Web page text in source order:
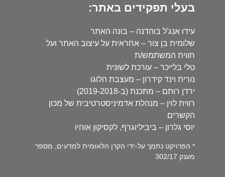
בעלי תפקידים באתר:
עידו אנג'ל בוהדנה – בונה האתר
שלומית בן צור – אחראית על עיצוב האתר ועל
חווית המשתמש/ת
טלי בלייכר – עורכת לשונית
נורית וינד קידרון – מעצבת הלוגו
ירדן רותם – מתכנת (ב-2019-2018)
רווית לוין – מנהלת אדמיניסטרטיבית של מכון
הקשרים
יוסי גלרון – ביביליוגרף, לקסיקון אוהיו
* הפרויקט נתמך על-ידי הקרן הלאומית למדעים, מספר
מענק 302/17